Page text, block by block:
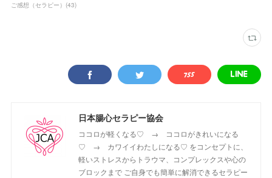
ご感想（セラピー） (43)
日本腸心セラピー協会
ココロが軽くなる♡ → ココロがきれいになる
♡ → カワイイわたしになる♡ をコンセプトに、
軽いストレスからトラウマ、コンプレックスや心の
ブロックまで ご自身でも簡単に解消できるセラピー